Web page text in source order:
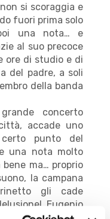
si scoraggia e
fuori prima solo
una nota… e
al suo precoce
ore di studio e di
del padre, a soli
della banda
concerto
accade uno
punto del
una nota molto
ma… proprio
la campana
gli cade
Eugenio